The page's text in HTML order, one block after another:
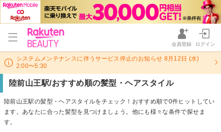
会員登録 ログイン
システムメンテナンスに伴うサービス停止のお知らせ 8月12日 (水)
2:00〜5:30
陸前山王駅/おすすめ順の髪型・ヘアスタイル
陸前山王駅の髪型・ヘアスタイルをチェック！おすすめ順で0件ヒットしてい
ます。あなたに合った髪型を見つけましょう。他にも様々な条件で探せま
す。